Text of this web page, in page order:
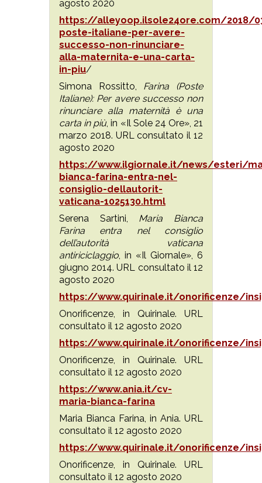
agosto 2020
https://alleyoop.ilsole24ore.com/2018/
poste-italiane-per-avere-
successo-non-rinunciare-
alla-maternita-e-una-carta-
in-piu/
Simona Rossitto, Farina (Poste
Italiane): Per avere successo non
rinunciare alla maternità è una
carta in più, in «Il Sole 24 Ore», 21
marzo 2018. URL consultato il 12
agosto 2020
https://www.ilgiornale.it/news/esteri/
bianca-farina-entra-nel-
consiglio-dellautorit-
vaticana-1025130.html
Serena Sartini, Maria Bianca
Farina entra nel consiglio
dell’autorità vaticana
antiriciclaggio , in «Il Giornale», 6
giugno 2014. URL consultato il 12
agosto 2020
https://www.quirinale.it/onorificenze/
Onorificenze, in Quirinale. URL
consultato il 12 agosto 2020
https://www.quirinale.it/onorificenze/
Onorificenze, in Quirinale. URL
consultato il 12 agosto 2020
https://www.ania.it/cv-
maria-bianca-farina
Maria Bianca Farina, in Ania. URL
consultato il 12 agosto 2020
https://www.quirinale.it/onorificenze/
Onorificenze, in Quirinale. URL
consultato il 12 agosto 2020